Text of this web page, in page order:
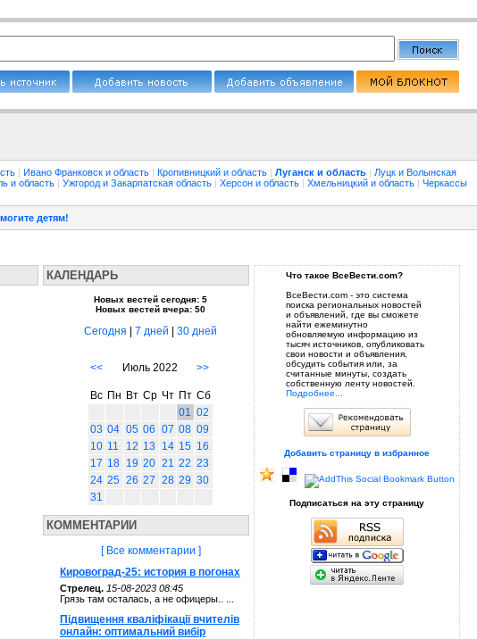
| Ивано Франковск и область | Кропивницкий и область | Луганск и область | Луцк и Волынская
и область | Ужгород и Закарпатская область | Херсон и область | Хмельницкий и область | Черкассы
детям!
КАЛЕНДАРЬ
Новых вестей сегодня: 5
Новых вестей вчера: 50
Сегодня 7 дней 30 дней
<< Июль 2022 >>
Вс Пн Вт Ср Чт Пт Сб
01 02
03 04 05 06 07 08 09
10 11 12 13 14 15 16
17 18 19 20 21 22 23
24 25 26 27 28 29 30
31
КОММЕНТАРИИ
[ Все комментарии ]
Кировоград-25: история в погонах
Стрелец. 15-08-2023 08:45
Грязь там осталась, а не офицеры.. ...
Підвищення кваліфікації вчителів
онлайн: оптимальний вибір
Что такое ВсеВести.com?
ВсеВести.com - это система
поиска региональных новостей
и объявлений, где вы сможете
найти ежеминутно
обновляемую информацию из
тысяч источников, опубликовать
свои новости и объявления,
обсудить события или, за
считанные минуты, создать
собственную ленту новостей.
Подробнее...
Добавить страницу в избранное
Подписаться на эту страницу